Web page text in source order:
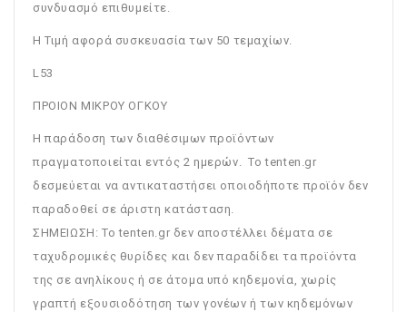
συνδυασμό επιθυμείτε.
Η Τιμή αφορά συσκευασία των 50 τεμαχίων.
L53
ΠΡΟΙΟΝ ΜΙΚΡΟΥ ΟΓΚΟΥ
Η παράδοση των διαθέσιμων προϊόντων
πραγματοποιείται εντός 2 ημερών. Το tenten.gr
δεσμεύεται να αντικαταστήσει οποιοδήποτε προϊόν δεν
παραδοθεί σε άριστη κατάσταση.
ΣΗΜΕΙΩΣΗ: To tenten.gr δεν αποστέλλει δέματα σε
ταχυδρομικές θυρίδες και δεν παραδίδει τα προϊόντα
της σε ανηλίκους ή σε άτομα υπό κηδεμονία, χωρίς
γραπτή εξουσιοδότηση των γονέων ή των κηδεμόνων